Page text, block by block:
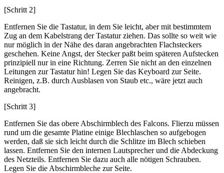
[Schritt 2]
Entfernen Sie die Tastatur, in dem Sie leicht, aber mit bestimmtem
Zug an dem Kabelstrang der Tastatur ziehen. Das sollte so weit wie
nur möglich in der Nähe des daran angebrachten Flachsteckers
geschehen. Keine Angst, der Stecker paßt beim späteren Aufstecken
prinzipiell nur in eine Richtung. Zerren Sie nicht an den einzelnen
Leitungen zur Tastatur hin! Legen Sie das Keyboard zur Seite.
Reinigen, z.B. durch Ausblasen von Staub etc., wäre jetzt auch
angebracht.
[Schritt 3]
Entfernen Sie das obere Abschirmblech des Falcons. Flierzu müssen
rund um die gesamte Platine einige Blechlaschen so aufgebogen
werden, daß sie sich leicht durch die Schlitze im Blech schieben
lassen. Entfernen Sie den internen Lautsprecher und die Abdeckung
des Netzteils. Entfernen Sie dazu auch alle nötigen Schrauben.
Legen Sie die Abschirmbleche zur Seite.